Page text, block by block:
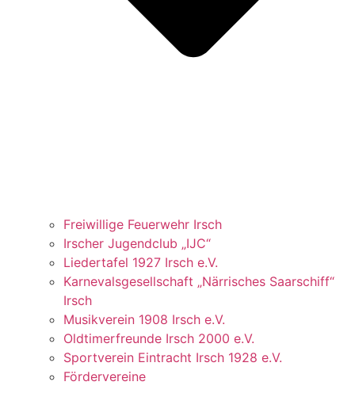
Freiwillige Feuerwehr Irsch
Irscher Jugendclub „IJC“
Liedertafel 1927 Irsch e.V.
Karnevalsgesellschaft „Närrisches Saarschiff“
Irsch
Musikverein 1908 Irsch e.V.
Oldtimerfreunde Irsch 2000 e.V.
Sportverein Eintracht Irsch 1928 e.V.
Fördervereine